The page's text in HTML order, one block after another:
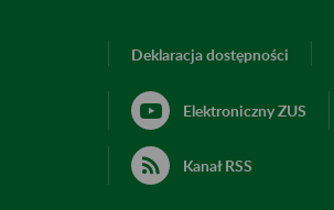
Deklaracja dostępności
Elektroniczny ZUS
Kanał RSS